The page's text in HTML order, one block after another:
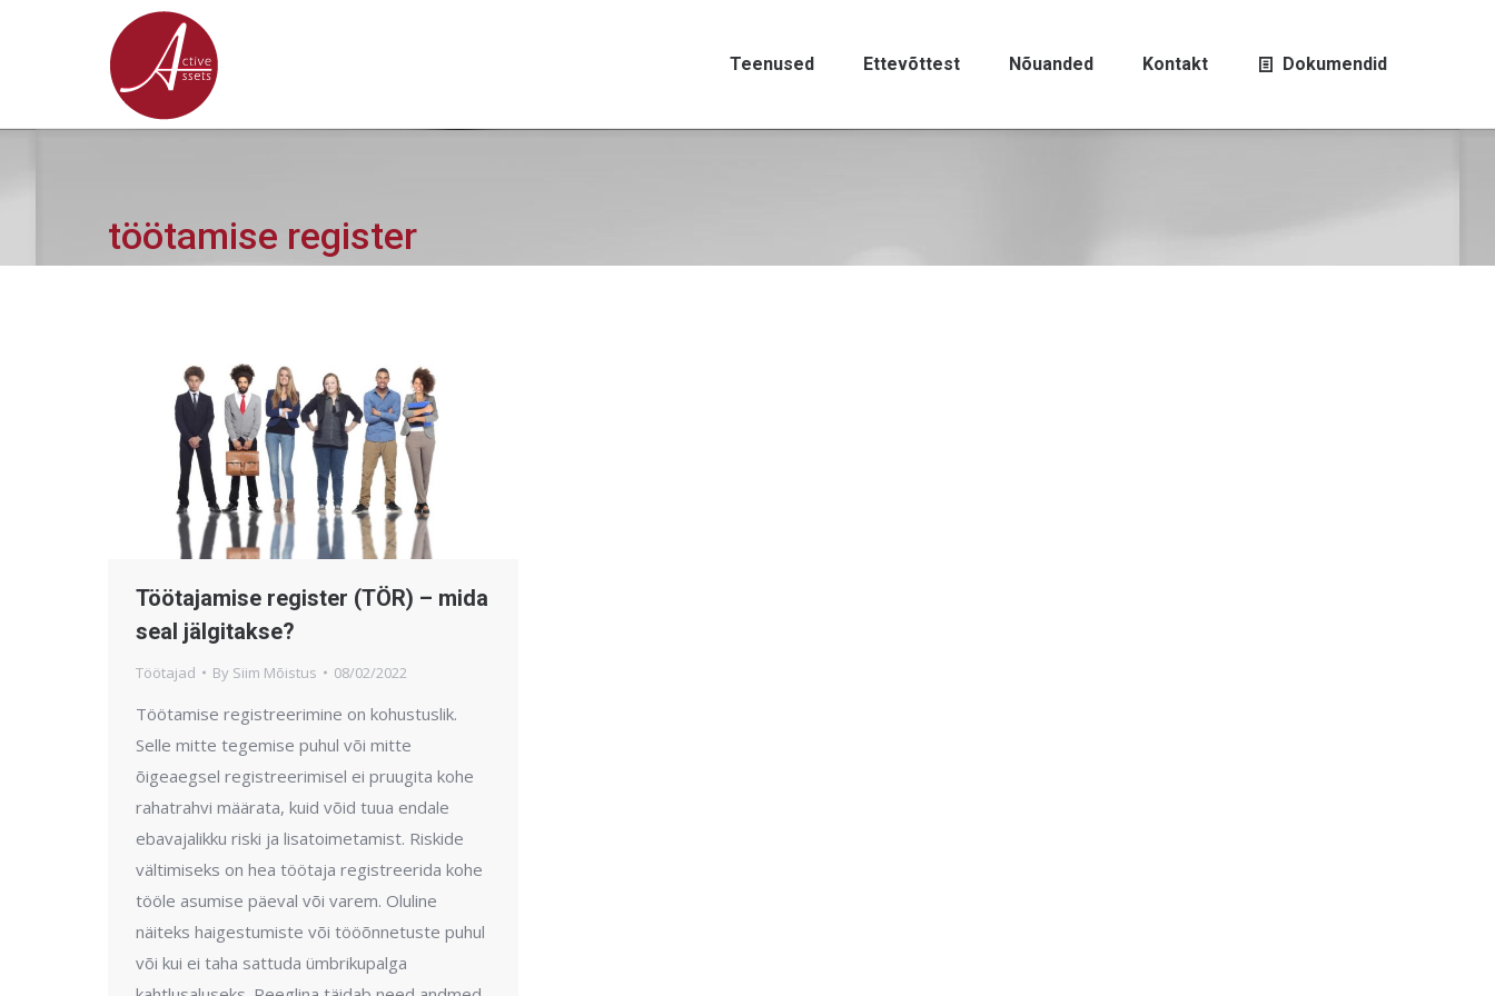
Teenused Ettevõttest Nõuanded Kontakt Dokumendid
töötamise register
Töötajamise register (TÖR) – mida
seal jälgitakse?
Töötajad By Siim Mõistus 08/02/2022
Töötamise registreerimine on kohustuslik.
Selle mitte tegemise puhul või mitte
õigeaegsel registreerimisel ei pruugita kohe
rahatrahvi määrata, kuid võid tuua endale
ebavajalikku riski ja lisatoimetamist. Riskide
vältimiseks on hea töötaja registreerida kohe
tööle asumise päeval või varem. Oluline
näiteks haigestumiste või tööõnnetuste puhul
või kui ei taha sattuda ümbrikupalga